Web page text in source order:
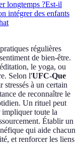
longtemps ?Est-il
intégrer des enfants
régulières
de bien-être.
le yoga, ou
Selon l'UFC-Que
stressés à un certain
de reconnaître le
Un rituel peut
toute la
Établir un
qui aide chacun
et renforcer les liens